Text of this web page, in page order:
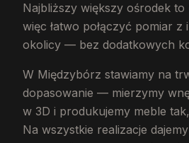
Najbliższy większy ośrodek to
więc łatwo połączyć pomiar z
okolicy — bez dodatkowych
W Międzybórz stawiamy na
dopasowanie — mierzymy
w 3D i produkujemy meble tak,
Na wszystkie realizacje